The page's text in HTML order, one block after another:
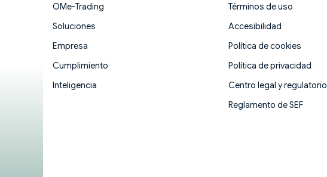
OMe-Trading
Soluciones
Empresa
Cumplimiento
Inteligencia
Términos de uso
Accesibilidad
Política de cookies
Política de privacidad
Centro legal y regulatorio
Reglamento de SEF